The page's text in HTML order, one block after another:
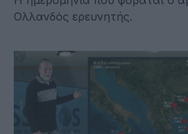
Ολλανδός ερευνητής.